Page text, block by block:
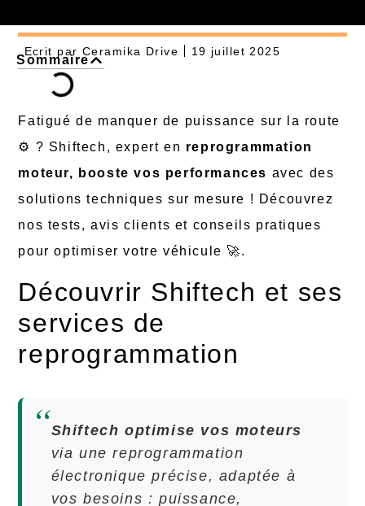
Ecrit par Ceramika Drive 19 juillet 2025
Sommaire
Fatigué de manquer de puissance sur la route
⚙️ ? Shiftech, expert en reprogrammation
moteur, booste vos performances avec des
solutions techniques sur mesure ! Découvrez
nos tests, avis clients et conseils pratiques
pour optimiser votre véhicule 🚀.
Découvrir Shiftech et ses
services de
reprogrammation
Shiftech optimise vos moteurs
via une reprogrammation
électronique précise, adaptée à
vos besoins : puissance,